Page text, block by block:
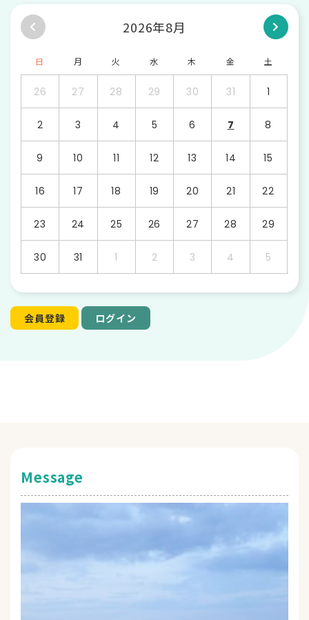
2026年8月
日 月 火 水 木 金 土
26 27 28 29 30 31 1
2 3 4 5 6 7 8
9 10 11 12 13 14 15
16 17 18 19 20 21 22
23 24 25 26 27 28 29
30 31 1 2 3 4 5
会員登録 ログイン
Message